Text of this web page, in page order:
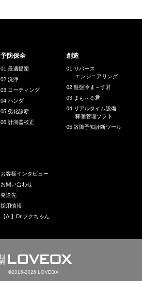
予防保全
01 最適提案
02 洗浄
03 コーティング
04 ハンダ
05 劣化診断
06 計測器校正
創造
01 リバース
エンジニアリング
02 盤盤冷ま～す君
03 まも～る君
04 リアルタイム設備
稼働管理ソフト
05 故障予知診断ツール
お客様インタビュー
お問い合わせ
発送先
採用情報
【AI】Dr.フクちゃん
©2016-2026 LOVEOX